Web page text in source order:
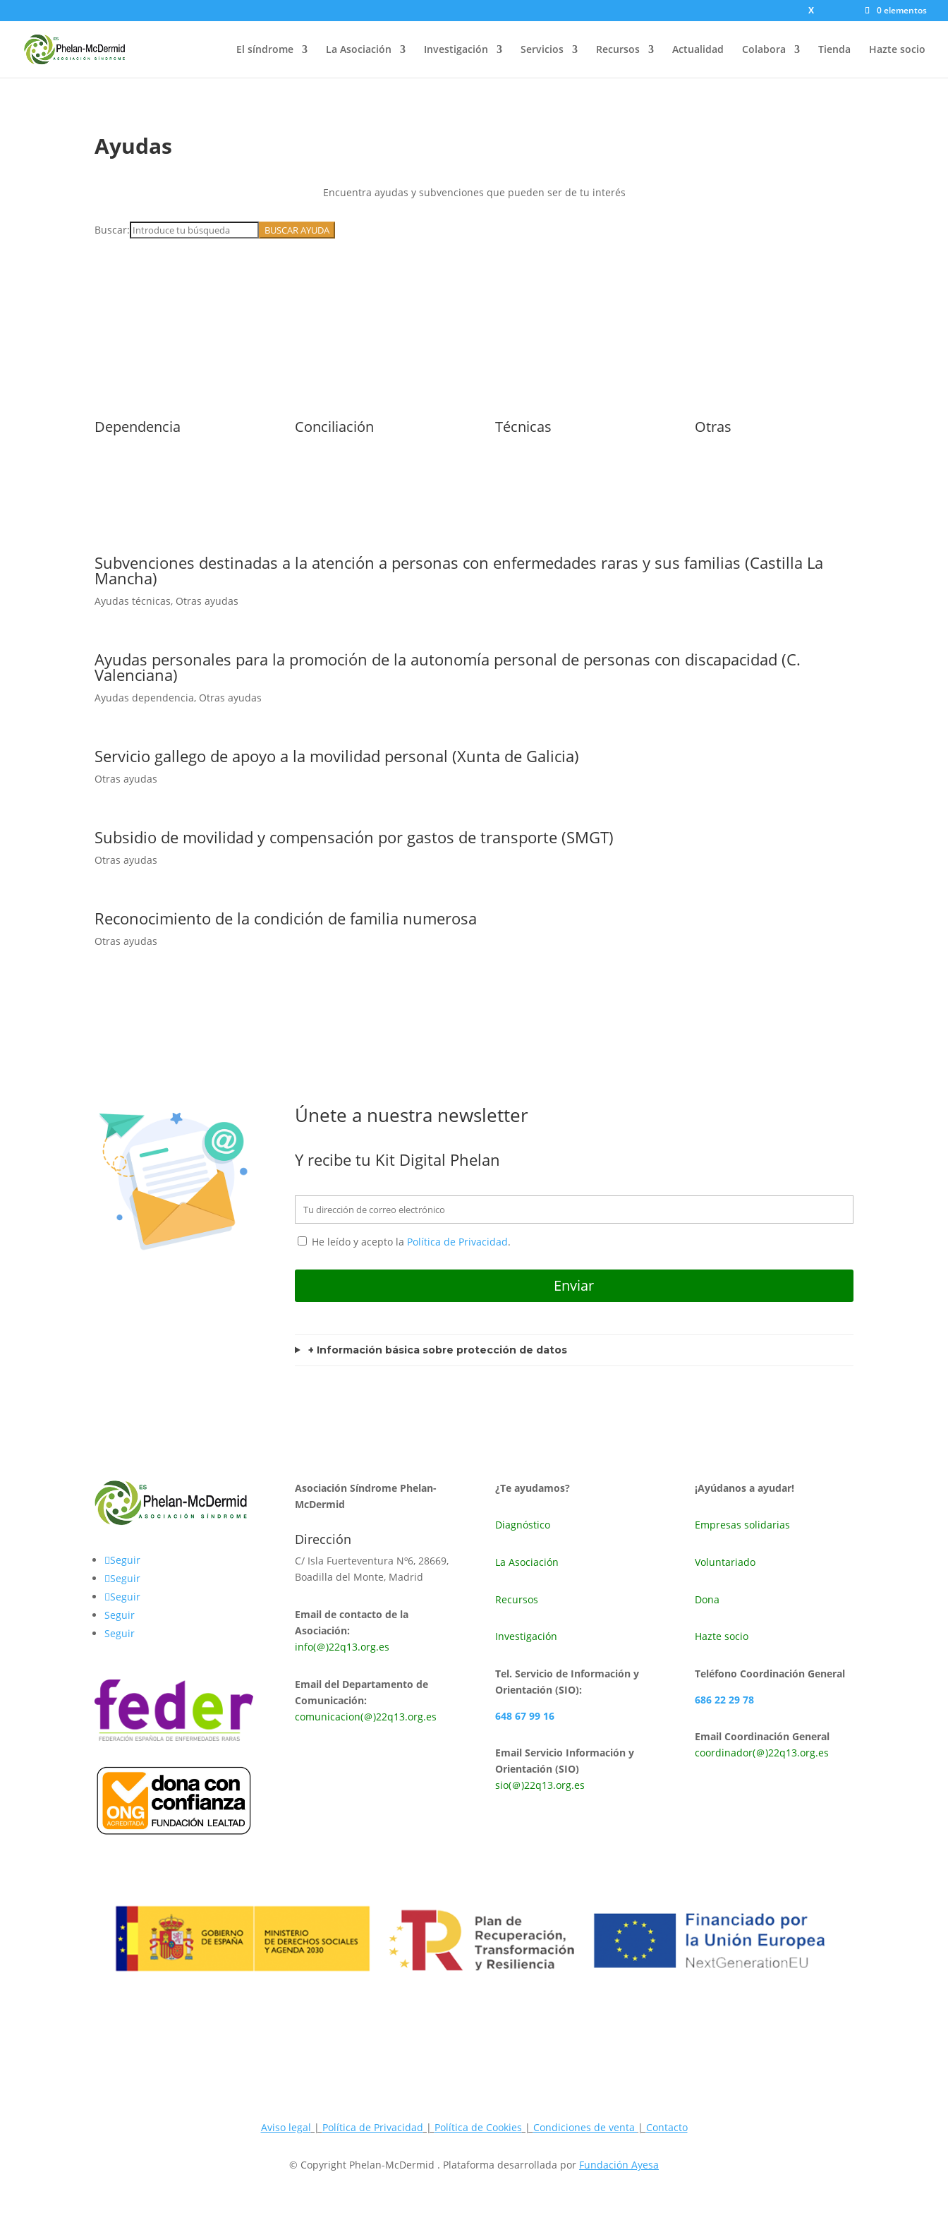
X 0 elementos
El síndrome La Asociación Investigación Servicios Recursos Actualidad Colabora Tienda Hazte socio
Ayudas
Encuentra ayudas y subvenciones que pueden ser de tu interés
Buscar:
Dependencia Conciliación Técnicas Otras
Subvenciones destinadas a la atención a personas con enfermedades raras y sus familias (Castilla La
Mancha)
Ayudas técnicas, Otras ayudas
Ayudas personales para la promoción de la autonomía personal de personas con discapacidad (C.
Valenciana)
Ayudas dependencia, Otras ayudas
Servicio gallego de apoyo a la movilidad personal (Xunta de Galicia)
Otras ayudas
Subsidio de movilidad y compensación por gastos de transporte (SMGT)
Otras ayudas
Reconocimiento de la condición de familia numerosa
Otras ayudas
Únete a nuestra newsletter
Y recibe tu Kit Digital Phelan
He leído y acepto la Política de Privacidad.
+ Información básica sobre protección de datos
Seguir
Seguir
Seguir
Seguir
Seguir
Asociación Síndrome Phelan-
McDermid
Dirección
C/ Isla Fuerteventura Nº6, 28669,
Boadilla del Monte, Madrid
Email de contacto de la
Asociación:
info(＠)22q13.org.es
Email del Departamento de
Comunicación:
comunicacion(＠)22q13.org.es
¿Te ayudamos?
Diagnóstico
La Asociación
Recursos
Investigación
Tel. Servicio de Información y
Orientación (SIO):
648 67 99 16
Email Servicio Información y
Orientación (SIO)
sio(＠)22q13.org.es
¡Ayúdanos a ayudar!
Empresas solidarias
Voluntariado
Dona
Hazte socio
Teléfono Coordinación General
686 22 29 78
Email Coordinación General
coordinador(＠)22q13.org.es
Aviso legal | Política de Privacidad | Política de Cookies | Condiciones de venta | Contacto
© Copyright Phelan-McDermid . Plataforma desarrollada por Fundación Ayesa